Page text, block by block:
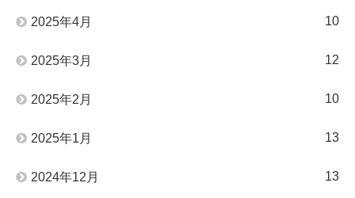
2025年4月 10
2025年3月 12
2025年2月 10
2025年1月 13
2024年12月 13